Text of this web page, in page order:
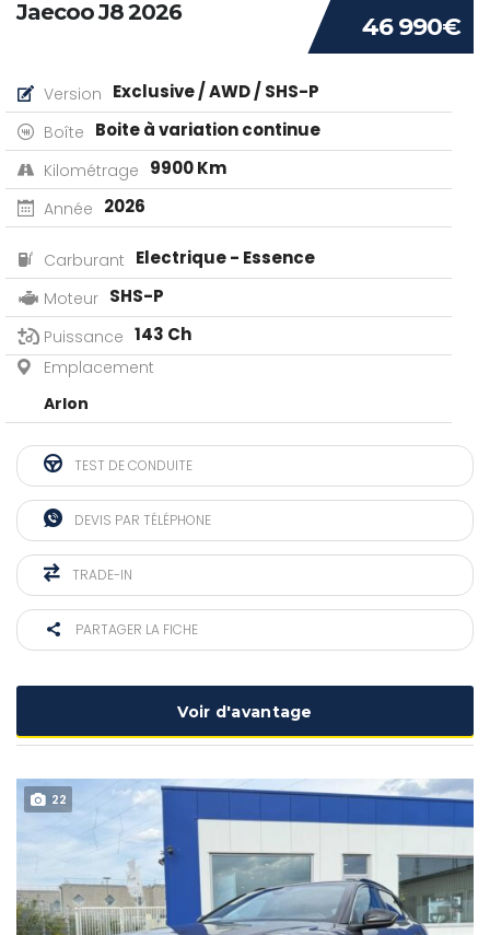
46 990€
Jaecoo J8 2026
Version Exclusive / AWD / SHS-P
Boîte Boite à variation continue
Kilométrage 9900 Km
Année 2026
Carburant Electrique - Essence
Moteur SHS-P
Puissance 143 Ch
Emplacement
Arlon
TEST DE CONDUITE
DEVIS PAR TÉLÉPHONE
TRADE-IN
PARTAGER LA FICHE
Voir d'avantage
22